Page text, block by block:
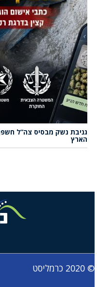
גניבת נשק מבסיס צה”ל
הארץ
© 2020 כרמליסט